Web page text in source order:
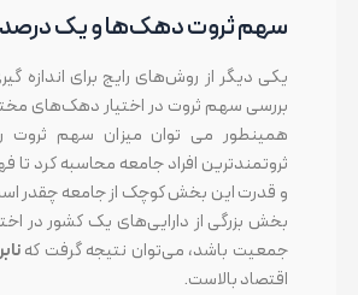
سهم ثروت دهک‌ها و یک درصد
یکی دیگر از روش‌های رایج برای اندازه
بررسی سهم ثروت در اختیار دهک‌های
همینطور می توان میزان سهم ثروت
ثروتمندترین افراد جامعه محاسبه کرد تا
و قدرت این بخش کوچک از جامعه چقدر
بخش بزرگی از دارایی‌های یک کشور در
جمعیت باشد، می‌توان نتیجه گرفت که
اقتصاد بالاست.